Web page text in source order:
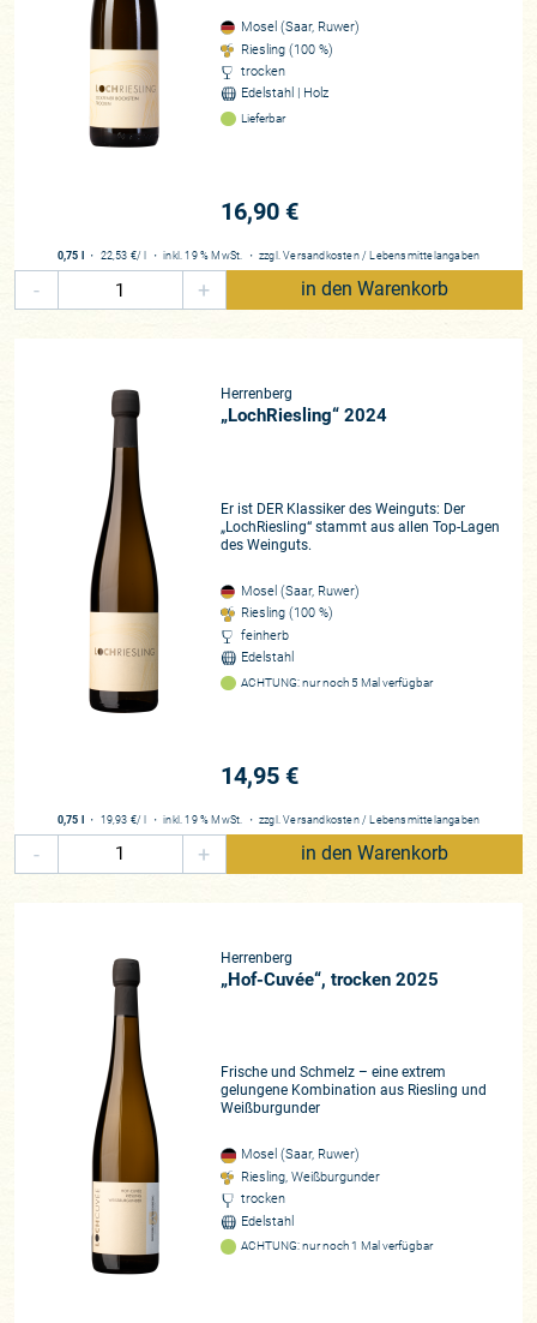
Mosel (Saar, Ruwer)
Riesling (100 %)
trocken
Edelstahl | Holz
Lieferbar
16,90 €
0,75 l ・ 22,53 €/ l ・inkl. 19 % MwSt. ・ zzgl.Versandkosten / Lebensmittelangaben
- + in den Warenkorb
Herrenberg
„LochRiesling“ 2024
Er ist DER Klassiker des Weinguts: Der
„LochRiesling“ stammt aus allen Top-Lagen
des Weinguts.
Mosel (Saar, Ruwer)
Riesling (100 %)
feinherb
Edelstahl
ACHTUNG: nur noch 5 Mal verfügbar
14,95 €
0,75 l ・ 19,93 €/ l ・inkl. 19 % MwSt. ・ zzgl.Versandkosten / Lebensmittelangaben
- + in den Warenkorb
Herrenberg
„Hof-Cuvée“, trocken 2025
Frische und Schmelz – eine extrem
gelungene Kombination aus Riesling und
Weißburgunder
Mosel (Saar, Ruwer)
Riesling, Weißburgunder
trocken
Edelstahl
ACHTUNG: nur noch 1 Mal verfügbar